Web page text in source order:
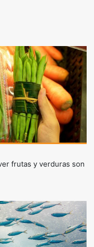
frutas y verduras son